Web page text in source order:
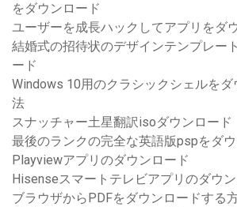
をダウンロード
ユーザーを成長ハックしてアプリをダ
結婚式の招待状のデザインテンプレー
ード
Windows 10用のクラシックシェルを
法
スナッチャー土星翻訳isoダウンロード
最後のランクの完全な英語版pspをダ
Playviewアプリのダウンロード
Hisenseスマートテレビアプリのダウ
ブラウザからPDFをダウンロードする